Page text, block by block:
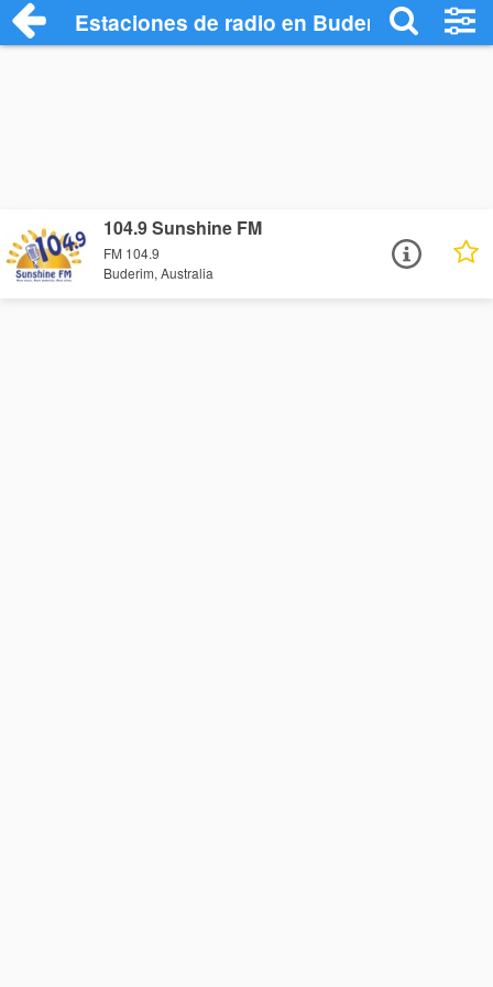
Estaciones de radio en Buderim -
104.9 Sunshine FM
FM 104.9
Buderim, Australia